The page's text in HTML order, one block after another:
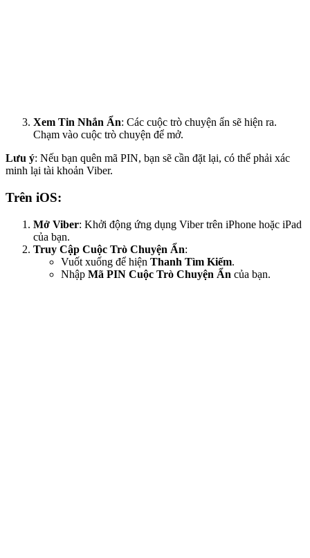
Xem Tin Nhắn Ẩn: Các cuộc trò chuyện ẩn sẽ hiện ra.
Chạm vào cuộc trò chuyện để mở.
Lưu ý: Nếu bạn quên mã PIN, bạn sẽ cần đặt lại, có thể phải xác
minh lại tài khoản Viber.
Trên iOS:
Mở Viber: Khởi động ứng dụng Viber trên iPhone hoặc iPad
của bạn.
Truy Cập Cuộc Trò Chuyện Ẩn:
Vuốt xuống để hiện Thanh Tìm Kiếm.
Nhập Mã PIN Cuộc Trò Chuyện Ẩn của bạn.